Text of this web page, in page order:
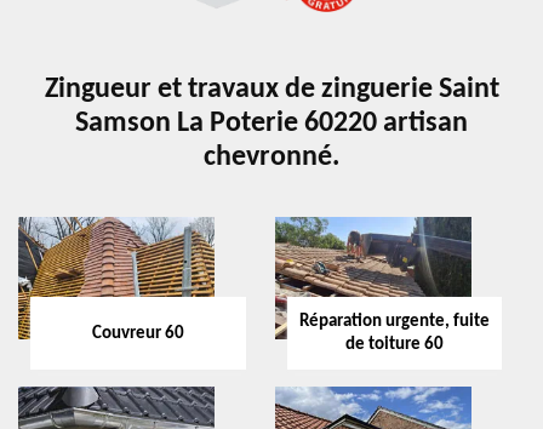
Zingueur et travaux de zinguerie Saint
Samson La Poterie 60220 artisan
chevronné.
Couvreur 60
Réparation urgente, fuite
de toiture 60